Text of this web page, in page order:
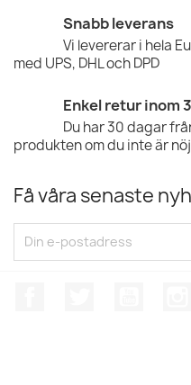
Snabb leverans
Vi levererar i hela
med UPS, DHL och DPD
Enkel retur inom
Du har 30 dagar
produkten om du inte är
Få våra senaste